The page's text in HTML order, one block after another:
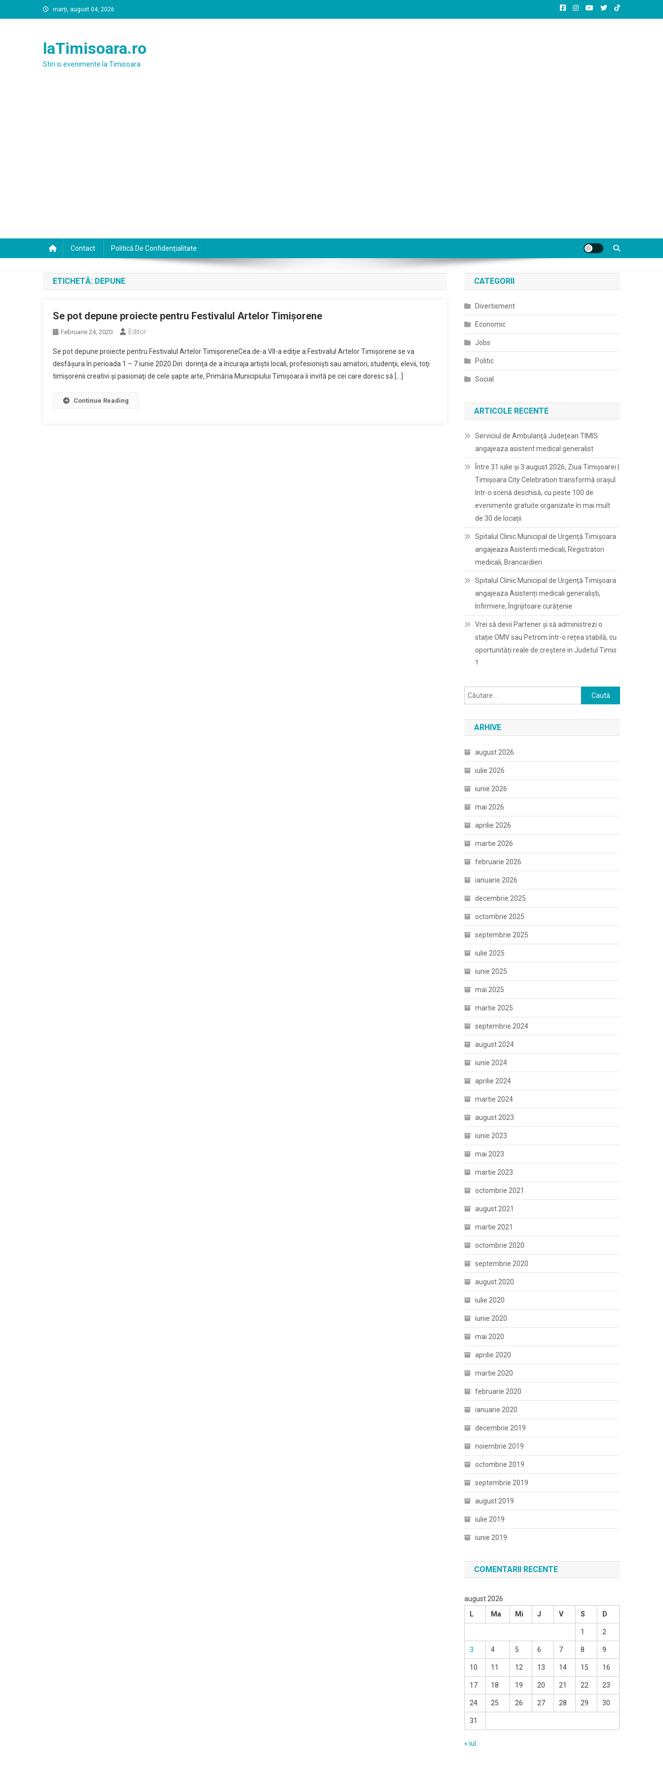
to
marți, august 04, 2026
laTimisoara.ro
Stiri si evenimente la Timisoara
Contact Politică De Confidențialitate
ETICHETĂ: DEPUNE
Se pot depune proiecte pentru Festivalul Artelor Timişorene
Februarie 24, 2020 Editor
Se pot depune proiecte pentru Festivalul Artelor TimişoreneCea de-a VII-a ediţie a Festivalul Artelor Timişorene se va
desfăşura în perioada 1 – 7 iunie 2020.Din dorinţa de a încuraja artiştii locali, profesionişti sau amatori, studenţii, elevii, toţi
timişorenii creativi şi pasionaţi de cele şapte arte, Primăria Municipiului Timişoara îi invită pe cei care doresc să […]
Continue Reading
CATEGORII
Divertisment
Economic
Jobs
Politic
Social
ARTICOLE RECENTE
Serviciul de Ambulanţă Judeţean TIMIS
angajeaza asistent medical generalist
Între 31 iulie și 3 august 2026, Ziua Timișoarei |
Timișoara City Celebration transformă orașul
într-o scenă deschisă, cu peste 100 de
evenimente gratuite organizate în mai mult
de 30 de locații
Spitalul Clinic Municipal de Urgenţă Timişoara
angajeaza Asistenti medicali, Registratori
medicali, Brancardieri
Spitalul Clinic Municipal de Urgenţă Timişoara
angajeaza Asistenți medicali generaliști,
Infirmiere, Îngrijitoare curățenie
Vrei să devii Partener și să administrezi o
stație OMV sau Petrom într-o rețea stabilă, cu
oportunități reale de creștere in Judetul Timis
?
Caută
după:
ARHIVE
august 2026
iulie 2026
iunie 2026
mai 2026
aprilie 2026
martie 2026
februarie 2026
ianuarie 2026
decembrie 2025
octombrie 2025
septembrie 2025
iulie 2025
iunie 2025
mai 2025
martie 2025
septembrie 2024
august 2024
iunie 2024
aprilie 2024
martie 2024
august 2023
iunie 2023
mai 2023
martie 2023
octombrie 2021
august 2021
martie 2021
octombrie 2020
septembrie 2020
august 2020
iulie 2020
iunie 2020
mai 2020
aprilie 2020
martie 2020
februarie 2020
ianuarie 2020
decembrie 2019
noiembrie 2019
octombrie 2019
septembrie 2019
august 2019
iulie 2019
iunie 2019
COMENTARII RECENTE
august 2026
L
Ma Mi J V S D
1 2
3 4 5 6 7 8 9
10 11 12 13 14 15 16
17 18 19 20 21 22 23
24 25 26 27 28 29 30
31
« iul.